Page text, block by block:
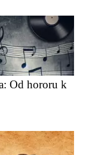
Od hororu k